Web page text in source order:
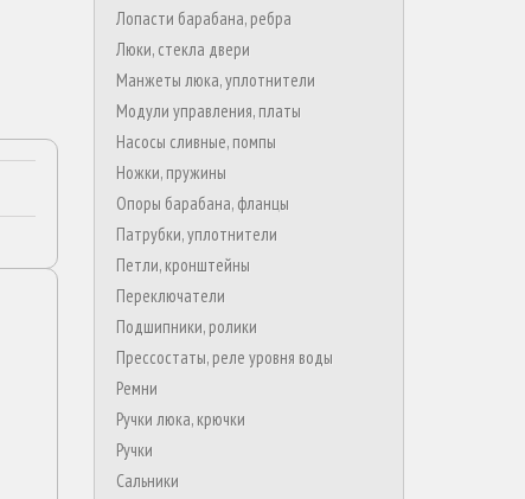
Лопасти барабана, ребра
Люки, стекла двери
Манжеты люка, уплотнители
Модули управления, платы
Насосы сливные, помпы
Ножки, пружины
Опоры барабана, фланцы
Патрубки, уплотнители
Петли, кронштейны
Переключатели
Подшипники, ролики
Прессостаты, реле уровня воды
Ремни
Ручки люка, крючки
Ручки
Сальники